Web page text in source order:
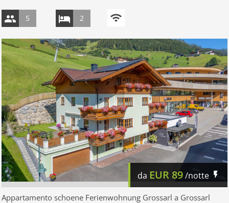
5 2
da EUR 89/notte
Appartamento schoene Ferienwohnung Grossarl a Grossarl